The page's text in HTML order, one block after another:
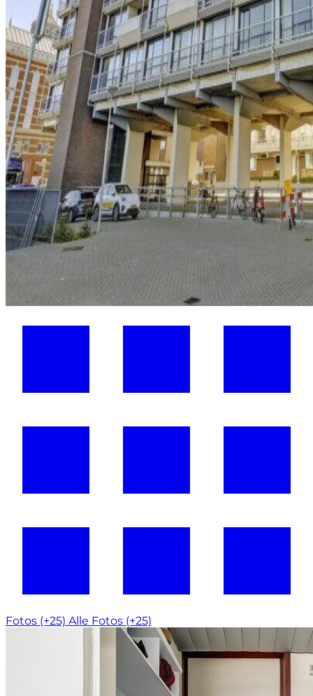
Fotos (+25) Alle Fotos (+25)